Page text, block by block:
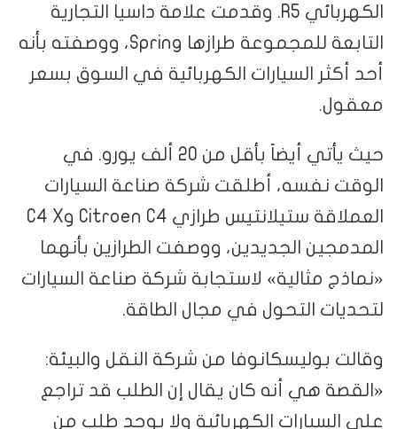
الكهربائي R5. وقدمت علامة داسيا التجارية
التابعة للمجموعة طرازها Spring، ووصفته بأنه
أحد أكثر السيارات الكهربائية في السوق بسعر
معقول.
حيث يأتي أيضاً بأقل من 20 ألف يورو. في
الوقت نفسه، أطلقت شركة صناعة السيارات
العملاقة ستيلانتيس طرازي Citroen C4 وC4 X
المدمجين الجديدين، ووصفت الطرازين بأنهما
«نماذج مثالية» لاستجابة شركة صناعة السيارات
لتحديات التحول في مجال الطاقة.
وقالت بوليسكانوفا من شركة النقل والبيئة:
«القصة هي أنه كان يقال إن الطلب قد تراجع
على السيارات الكهربائية ولا يوجد طلب من